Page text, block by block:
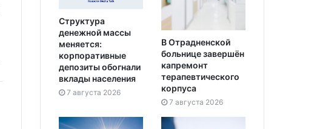
Структура
денежной массы
меняется:
корпоративные
депозиты обогнали
вклады населения
7 августа 2026
В Отрадненской
больнице завершён
капремонт
терапевтического
корпуса
7 августа 2026